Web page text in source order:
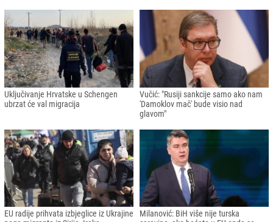
Uključivanje Hrvatske u Schengen
ubrzat će val migracija
Vučić: "Rusiji sankcije samo ako nam
'Damoklov mač' bude visio nad
glavom"
EU radije prihvata izbjeglice iz Ukrajine
Milanović: BiH više nije turska